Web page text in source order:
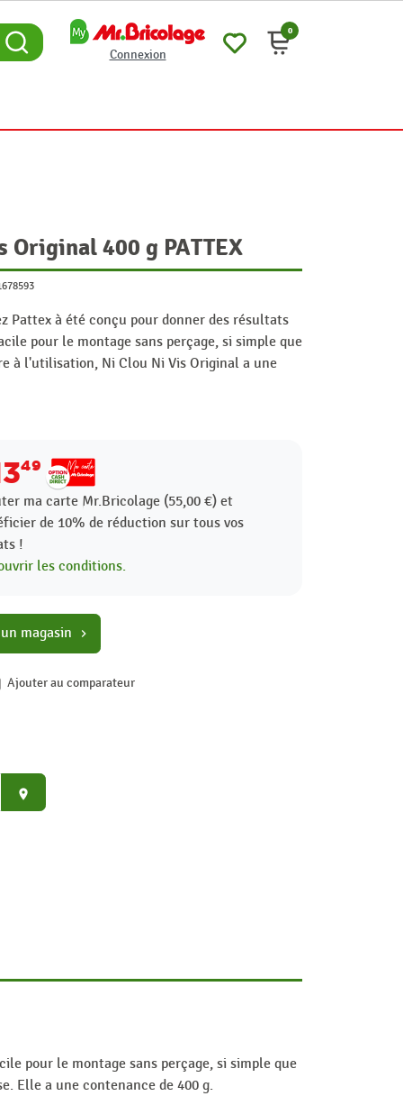
Connexion
0
Original 400 g PATTEX
Pattex à été conçu pour donner des résultats
pour le montage sans perçage, si simple que
à l'utilisation, Ni Clou Ni Vis Original a une
49
ma carte Mr.Bricolage (55,00 €) et
de 10% de réduction sur tous vos
!
les conditions.
magasin chevron_right
Ajouter au comparateur
place
pour le montage sans perçage, si simple que
Elle a une contenance de 400 g.